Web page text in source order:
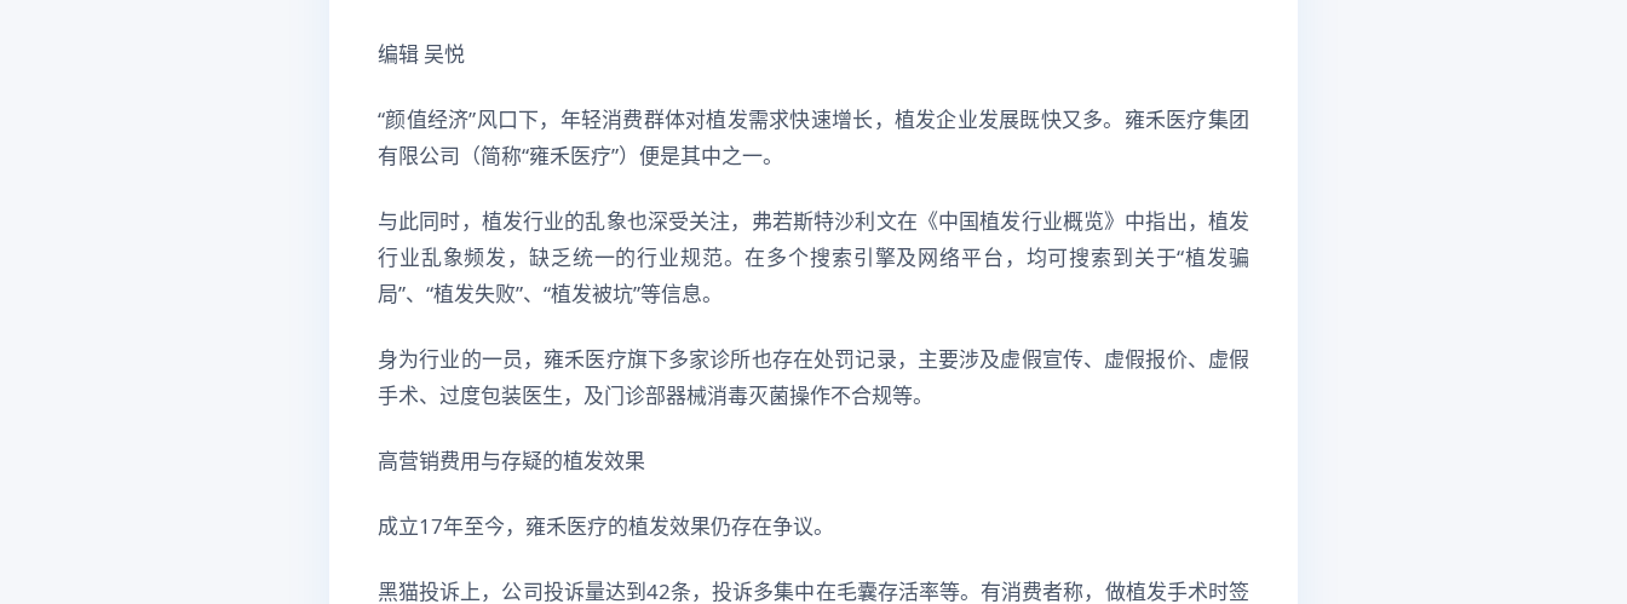
编辑 吴悦
“颜值经济”风口下，年轻消费群体对植发需求快速增长，植发企业发展既快又多。雍禾医疗集团
有限公司（简称“雍禾医疗”）便是其中之一。
与此同时，植发行业的乱象也深受关注，弗若斯特沙利文在《中国植发行业概览》中指出，植发
行业乱象频发，缺乏统一的行业规范。在多个搜索引擎及网络平台，均可搜索到关于“植发骗
局”、“植发失败”、“植发被坑”等信息。
身为行业的一员，雍禾医疗旗下多家诊所也存在处罚记录，主要涉及虚假宣传、虚假报价、虚假
手术、过度包装医生，及门诊部器械消毒灭菌操作不合规等。
高营销费用与存疑的植发效果
成立17年至今，雍禾医疗的植发效果仍存在争议。
黑猫投诉上，公司投诉量达到42条，投诉多集中在毛囊存活率等。有消费者称，做植发手术时签